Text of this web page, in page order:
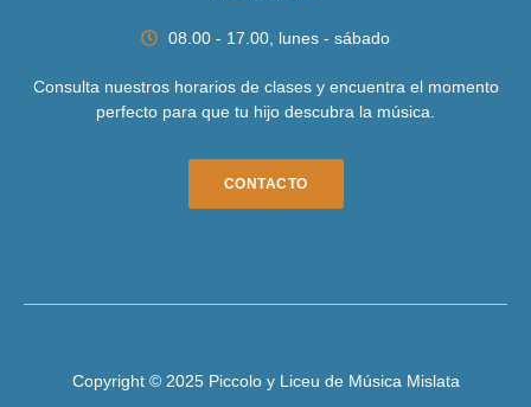
08.00 - 17.00, lunes - sábado
Consulta nuestros horarios de clases y encuentra el momento
perfecto para que tu hijo descubra la música.
CONTACTO
Copyright © 2025 Piccolo y Liceu de Música Mislata